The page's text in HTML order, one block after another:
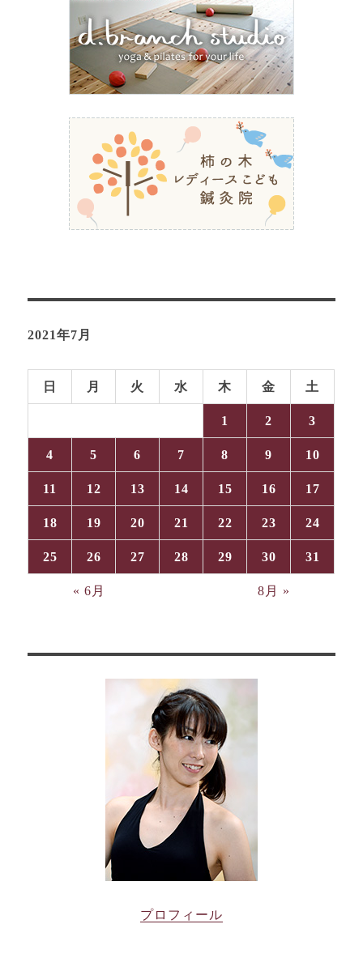
2021年7月
日 月 火 水 木 金 土
1 2 3
4 5 6 7 8 9 10
11 12 13 14 15 16 17
18 19 20 21 22 23 24
25 26 27 28 29 30 31
« 6月 8月 »
プロフィール